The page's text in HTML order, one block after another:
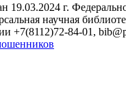
г.
научная
+7(8112)72-84-01,